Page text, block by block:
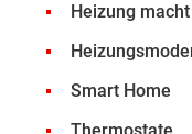
Heizung
Smart Home